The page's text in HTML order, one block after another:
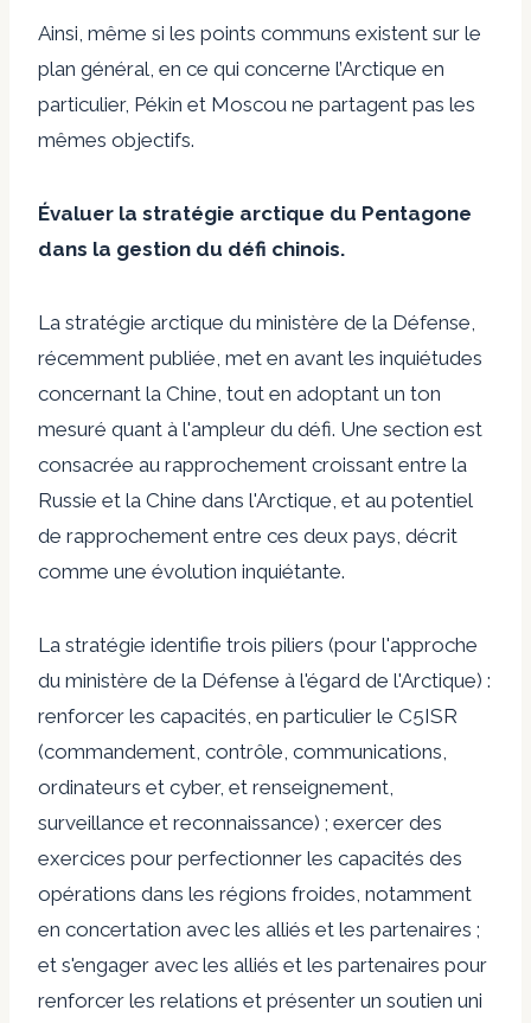
Ainsi, même si les points communs existent sur le
plan général, en ce qui concerne l’Arctique en
particulier, Pékin et Moscou ne partagent pas les
mêmes objectifs.
Évaluer la stratégie arctique du Pentagone
dans la gestion du défi chinois.
La stratégie arctique du ministère de la Défense,
récemment publiée, met en avant les inquiétudes
concernant la Chine, tout en adoptant un ton
mesuré quant à l'ampleur du défi. Une section est
consacrée au rapprochement croissant entre la
Russie et la Chine dans l'Arctique, et au potentiel
de rapprochement entre ces deux pays, décrit
comme une évolution inquiétante.
La stratégie identifie trois piliers (pour l'approche
du ministère de la Défense à l'égard de l'Arctique) :
renforcer les capacités, en particulier le C5ISR
(commandement, contrôle, communications,
ordinateurs et cyber, et renseignement,
surveillance et reconnaissance) ; exercer des
exercices pour perfectionner les capacités des
opérations dans les régions froides, notamment
en concertation avec les alliés et les partenaires ;
et s'engager avec les alliés et les partenaires pour
renforcer les relations et présenter un soutien uni